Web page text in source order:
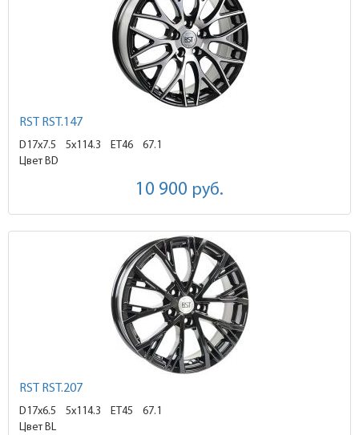
RST RST.147
D17x7.5 5x114.3 ET46
67.1
Цвет BD
10 900 руб.
RST RST.207
D17x6.5 5x114.3 ET45
67.1
Цвет BL